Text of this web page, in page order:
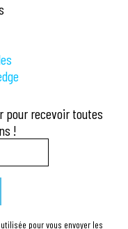
pour recevoir toutes
!
pour vous envoyer les